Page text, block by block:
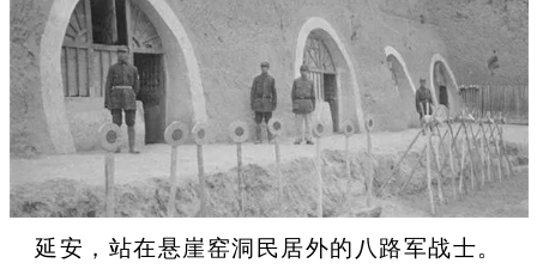
延安，站在悬崖窑洞民居外的八路军战士。